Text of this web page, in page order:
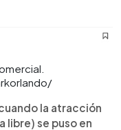
la atracción
libre) se puso en